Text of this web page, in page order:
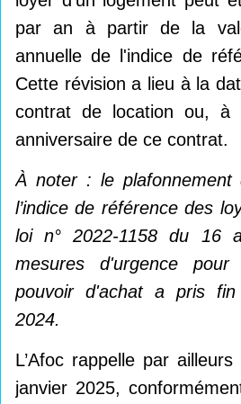
par an à partir de la
annuelle de l'indice de
Cette révision a lieu à la
contrat de location ou,
anniversaire de ce contrat.
À noter : le plafonnement
l’indice de référence des
loi n° 2022-1158 du 16
mesures d'urgence
pouvoir d'achat a pris
2024.
L’Afoc rappelle par
janvier 2025,